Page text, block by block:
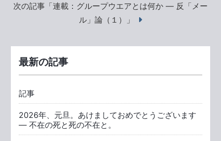
次の記事「連載：グループウエアとは何か ― 反「メー
ル」論（１）」
最新の記事
記事
2026年、元旦。あけましておめでとうございます
― 不在の死と死の不在と。